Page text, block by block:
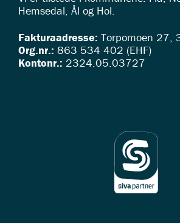
Hemsedal, Ål og Hol.
Fakturaadresse: Torpomoen 27,
Org.nr.: 863 534 402 (EHF)
Kontonr.: 2324.05.03727